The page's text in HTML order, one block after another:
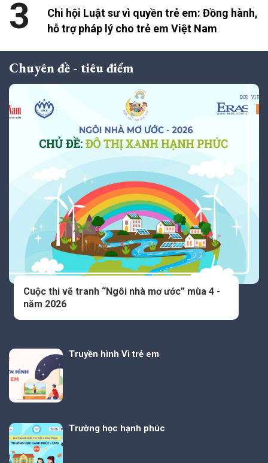
Chi hội Luật sư vì quyền trẻ em: Đồng hành,
hỗ trợ pháp lý cho trẻ em Việt Nam
3
Chuyên đề - tiêu điểm
Cuộc thi vẽ tranh “Ngôi nhà mơ ước” mùa 4 -
năm 2026
Truyền hình Vì trẻ em
Trường học hạnh phúc